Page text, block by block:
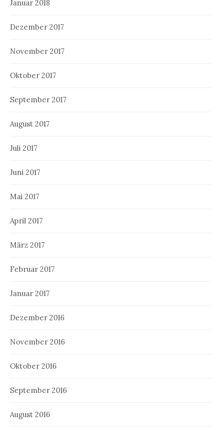
Januar 2018
Dezember 2017
November 2017
Oktober 2017
September 2017
August 2017
Juli 2017
Juni 2017
Mai 2017
April 2017
März 2017
Februar 2017
Januar 2017
Dezember 2016
November 2016
Oktober 2016
September 2016
August 2016